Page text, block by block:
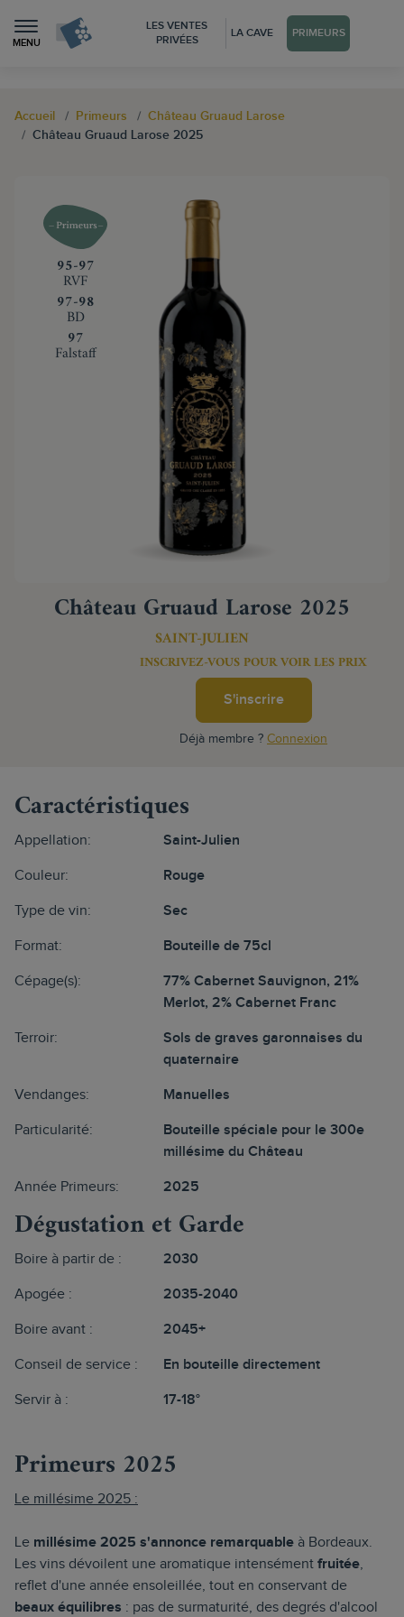
MENU
LES VENTES
PRIVÉES
LA CAVE PRIMEURS
Accueil Primeurs
Château Gruaud Larose
Château Gruaud Larose 2025
‍95-97
RVF
‍97-98
BD
‍97
Falstaff
Château Gruaud Larose 2025
SAINT-JULIEN
INSCRIVEZ-VOUS POUR VOIR LES PRIX
S'inscrire
Déjà membre ? Connexion
Caractéristiques
Appellation: Saint-Julien
Couleur: Rouge
Type de vin: Sec
Format: Bouteille de 75cl
Cépage(s):
77% Cabernet Sauvignon, 21%
Merlot, 2% Cabernet Franc
Terroir:
Sols de graves garonnaises du
quaternaire
Vendanges: Manuelles
Particularité:
Bouteille spéciale pour le 300e
millésime du Château
Année Primeurs: 2025
Dégustation et Garde
Boire à partir de : 2030
Apogée : 2035-2040
Boire avant : 2045+
Conseil de service : En bouteille directement
Servir à : 17-18°
Primeurs 2025
Le millésime 2025 :
Le millésime 2025 s'annonce remarquable à Bordeaux.
Les vins dévoilent une aromatique intensément fruitée,
reflet d'une année ensoleillée, tout en conservant de
beaux équilibres : pas de surmaturité, des degrés d'alcool